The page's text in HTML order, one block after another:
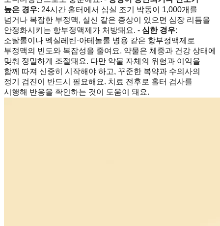
높은 경우: 24시간 홀터에서 심실 조기 박동이 1,000개를
넘거나 복잡한 부정맥, 실신 같은 증상이 있으면 심장 리듬을
안정화시키는 항부정맥제가 처방돼요. - 심한 경우:
소탈롤이나 멕실레틴·아테놀롤 병용 같은 항부정맥제로
부정맥의 빈도와 복잡성을 줄여요. 약물은 체중과 건강 상태에
맞춰 정밀하게 조절돼요. 다만 약물 자체의 위험과 이익을
함께 따져 신중히 시작해야 하고, 꾸준한 복약과 수의사의
정기 검진이 반드시 필요해요. 치료 전후로 홀터 검사를
시행해 반응을 확인하는 것이 도움이 돼요.